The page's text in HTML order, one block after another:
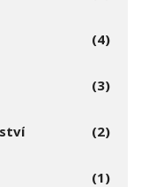
(4)
(3)
(2)
(1)